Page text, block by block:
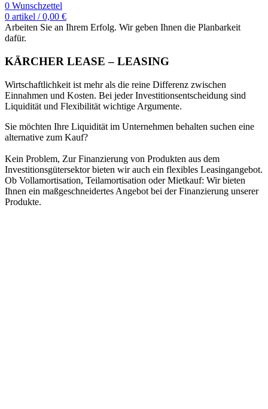
0 Wunschzettel
0 artikel / 0,00 €
Arbeiten Sie an Ihrem Erfolg. Wir geben Ihnen die Planbarkeit
dafür.
KÄRCHER LEASE – LEASING
Wirtschaftlichkeit ist mehr als die reine Differenz zwischen
Einnahmen und Kosten. Bei jeder Investitionsentscheidung sind
Liquidität und Flexibilität wichtige Argumente.
Sie möchten Ihre Liquidität im Unternehmen behalten suchen eine
alternative zum Kauf?
Kein Problem, Zur Finanzierung von Produkten aus dem
Investitionsgütersektor bieten wir auch ein flexibles Leasingangebot.
Ob Vollamortisation, Teilamortisation oder Mietkauf: Wir bieten
Ihnen ein maßgeschneidertes Angebot bei der Finanzierung unserer
Produkte.